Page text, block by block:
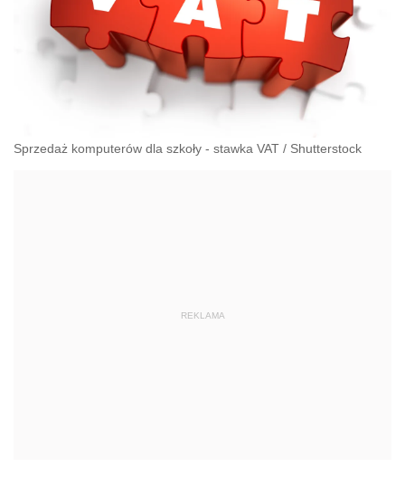
Sprzedaż komputerów dla szkoły - stawka VAT / Shutterstock